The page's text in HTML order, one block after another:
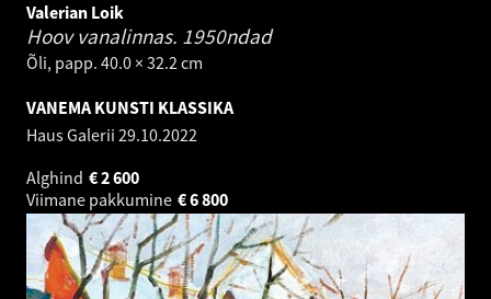
Valerian Loik
Hoov vanalinnas. 1950ndad
Õli, papp. 40.0 × 32.2 cm
VANEMA KUNSTI KLASSIKA
Haus Galerii 29.10.2022
Alghind
2 600
€
Viimane pakkumine
6 800
€